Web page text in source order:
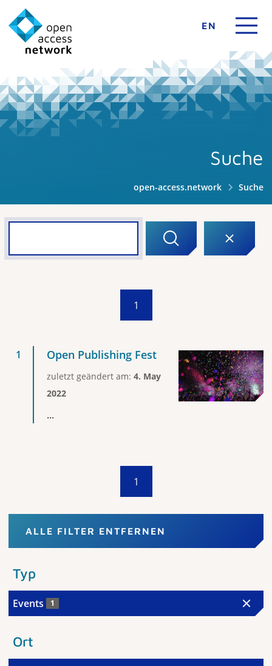
EN
Suche
open-access.network Suche
1
Open Publishing Fest
zuletzt geändert am: 4. May
2022
...
1
ALLE FILTER ENTFERNEN
Typ
Events 1
Ort